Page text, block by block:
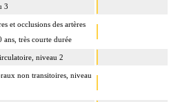
3
et occlusions des artères
ans, très courte durée
niveau 2
non transitoires, niveau